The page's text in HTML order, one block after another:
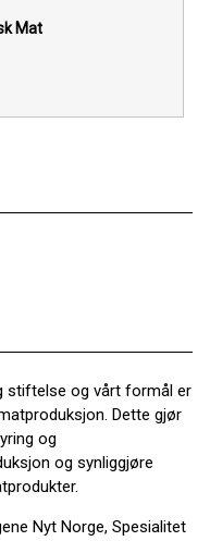
Mat
stiftelse og vårt formål er
Dette gjør
og
og synliggjøre
Nyt Norge, Spesialitet